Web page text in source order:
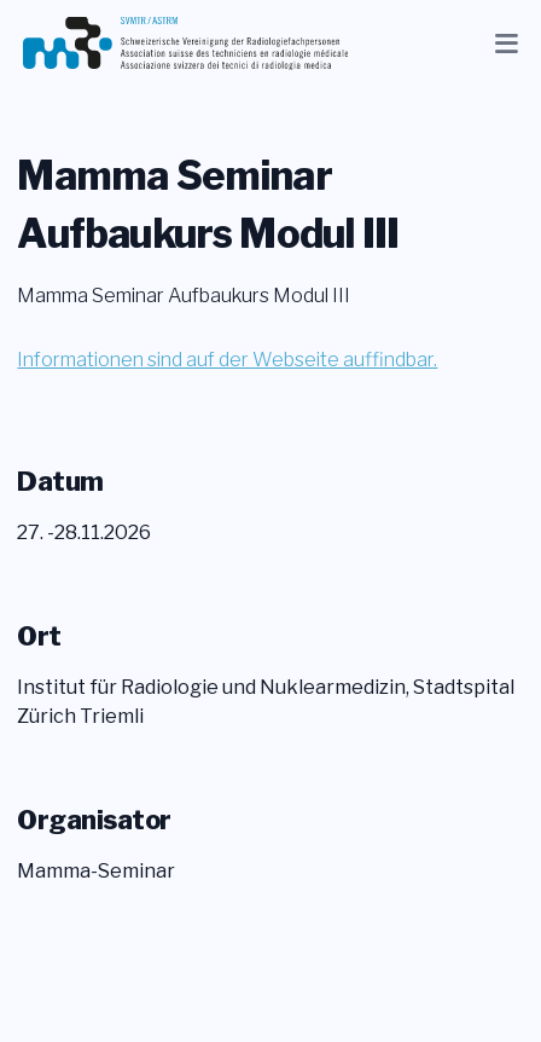
Aktuelles
Mitglieder
Beruf
DE
Kontakt
Shop
Mamma Seminar
Aufbaukurs Modul III
Mamma Seminar Aufbaukurs Modul III
Informationen sind auf der Webseite auffindbar.
Datum
27. -28.11.2026
Ort
Institut für Radiologie und Nuklearmedizin, Stadtspital
Zürich Triemli
Organisator
Mamma-Seminar